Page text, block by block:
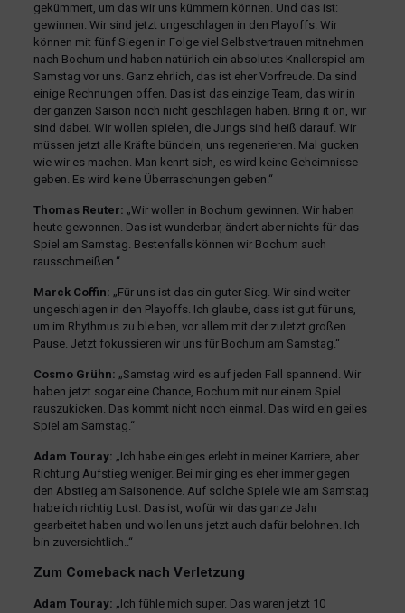
gekümmert, um das wir uns kümmern können. Und das ist:
gewinnen. Wir sind jetzt ungeschlagen in den Playoffs. Wir
können mit fünf Siegen in Folge viel Selbstvertrauen mitnehmen
nach Bochum und haben natürlich ein absolutes Knallerspiel am
Samstag vor uns. Ganz ehrlich, das ist eher Vorfreude. Da sind
einige Rechnungen offen. Das ist das einzige Team, das wir in
der ganzen Saison noch nicht geschlagen haben. Bring it on, wir
sind dabei. Wir wollen spielen, die Jungs sind heiß darauf. Wir
müssen jetzt alle Kräfte bündeln, uns regenerieren. Mal gucken
wie wir es machen. Man kennt sich, es wird keine Geheimnisse
geben. Es wird keine Überraschungen geben.“
Thomas Reuter: „Wir wollen in Bochum gewinnen. Wir haben
heute gewonnen. Das ist wunderbar, ändert aber nichts für das
Spiel am Samstag. Bestenfalls können wir Bochum auch
rausschmeißen.“
Marck Coffin: „Für uns ist das ein guter Sieg. Wir sind weiter
ungeschlagen in den Playoffs. Ich glaube, dass ist gut für uns,
um im Rhythmus zu bleiben, vor allem mit der zuletzt großen
Pause. Jetzt fokussieren wir uns für Bochum am Samstag.“
Cosmo Grühn: „Samstag wird es auf jeden Fall spannend. Wir
haben jetzt sogar eine Chance, Bochum mit nur einem Spiel
rauszukicken. Das kommt nicht noch einmal. Das wird ein geiles
Spiel am Samstag.“
Adam Touray: „Ich habe einiges erlebt in meiner Karriere, aber
Richtung Aufstieg weniger. Bei mir ging es eher immer gegen
den Abstieg am Saisonende. Auf solche Spiele wie am Samstag
habe ich richtig Lust. Das ist, wofür wir das ganze Jahr
gearbeitet haben und wollen uns jetzt auch dafür belohnen. Ich
bin zuversichtlich..“
Zum Comeback nach Verletzung
Adam Touray: „Ich fühle mich super. Das waren jetzt 10